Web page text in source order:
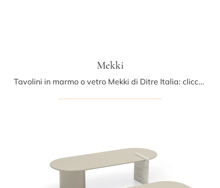
Mekki
Tavolini in marmo o vetro Mekki di Ditre Italia: clicca e ottieni informazioni sui Complementi e tavolini moderni in marmo del rinomato marchio!